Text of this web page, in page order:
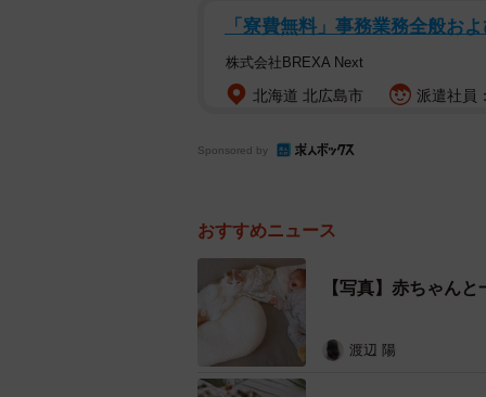
「寮費無料」事務業務全般お
株式会社BREXA Next
北海道 北広島市 派遣社員
Sponsored by
おすすめニュース
【写真】赤ちゃん
渡辺 陽